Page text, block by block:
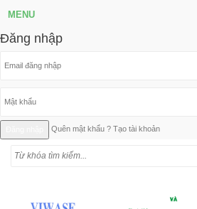
MENU
Đăng nhập
Quên mật khẩu ? Tạo tài khoản